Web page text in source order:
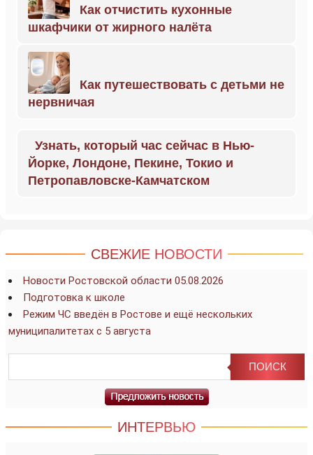
Как отчистить кухонные
шкафчики от жирного налёта
Как путешествовать с детьми не
нервничая
Узнать, который час сейчас в Нью-
Йорке, Лондоне, Пекине, Токио и
Петропавловске-Камчатском
СВЕЖИЕ НОВОСТИ
Новости Ростовской области 05.08.2026
Подготовка к школе
Режим ЧС введён в Ростове и ещё нескольких
муниципалитетах с 5 августа
ИНТЕРВЬЮ